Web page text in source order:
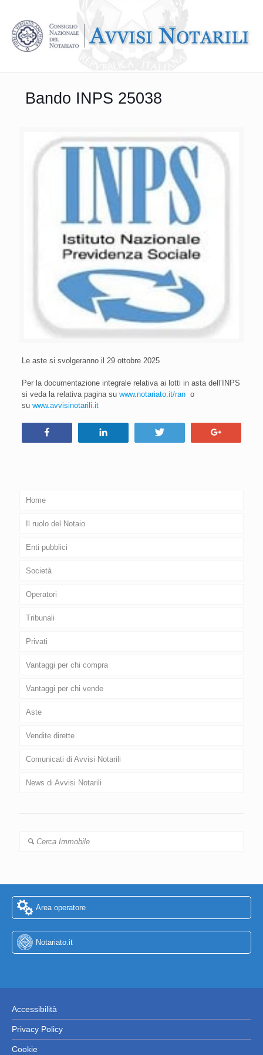
Bando INPS 25038
Le aste si svolgeranno il 29 ottobre 2025
Per la documentazione integrale relativa ai lotti in asta dell’INPS
si veda la relativa pagina su www.notariato.it/rano
su www.avvisinotarili.it
Home
Il ruolo del Notaio
Enti pubblici
Società
Operatori
Tribunali
Privati
Vantaggi per chi compra
Vantaggi per chi vende
Aste
Vendite dirette
Comunicati di Avvisi Notarili
News di Avvisi Notarili
Cerca Immobile
Area operatore
Notariato.it
Accessibilità
Privacy Policy
Cookie